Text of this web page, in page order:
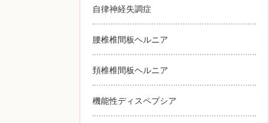
自律神経失調症
腰椎椎間板ヘルニア
頚椎椎間板ヘルニア
機能性ディスペプシア